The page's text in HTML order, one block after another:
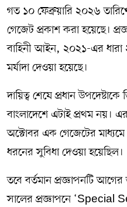
গত ১০ ফেব্রুয়ারি ২০২৬
গেজেট প্রকাশ করা হয়েছে।
বাহিনী আইন, ২০২১-এর
মর্যাদা দেওয়া হয়েছে।
দায়িত্ব শেষে প্রধান
বাংলাদেশে এটাই প্রথম
অক্টোবর এক গেজেটের
ধরনের সুবিধা দেওয়া হয়েছিল।
তবে বর্তমান প্রজ্ঞাপনটি
সালের প্রজ্ঞাপনে